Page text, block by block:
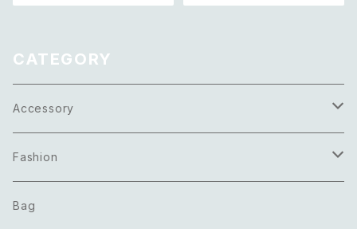
CATEGORY
Accessory
Necklace
Pierce
Fashion
Tops
Bag